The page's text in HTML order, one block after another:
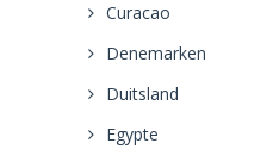
Curacao
Denemarken
Duitsland
Egypte